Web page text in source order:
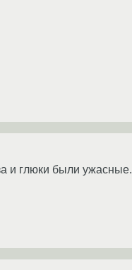
и глюки были ужасные.